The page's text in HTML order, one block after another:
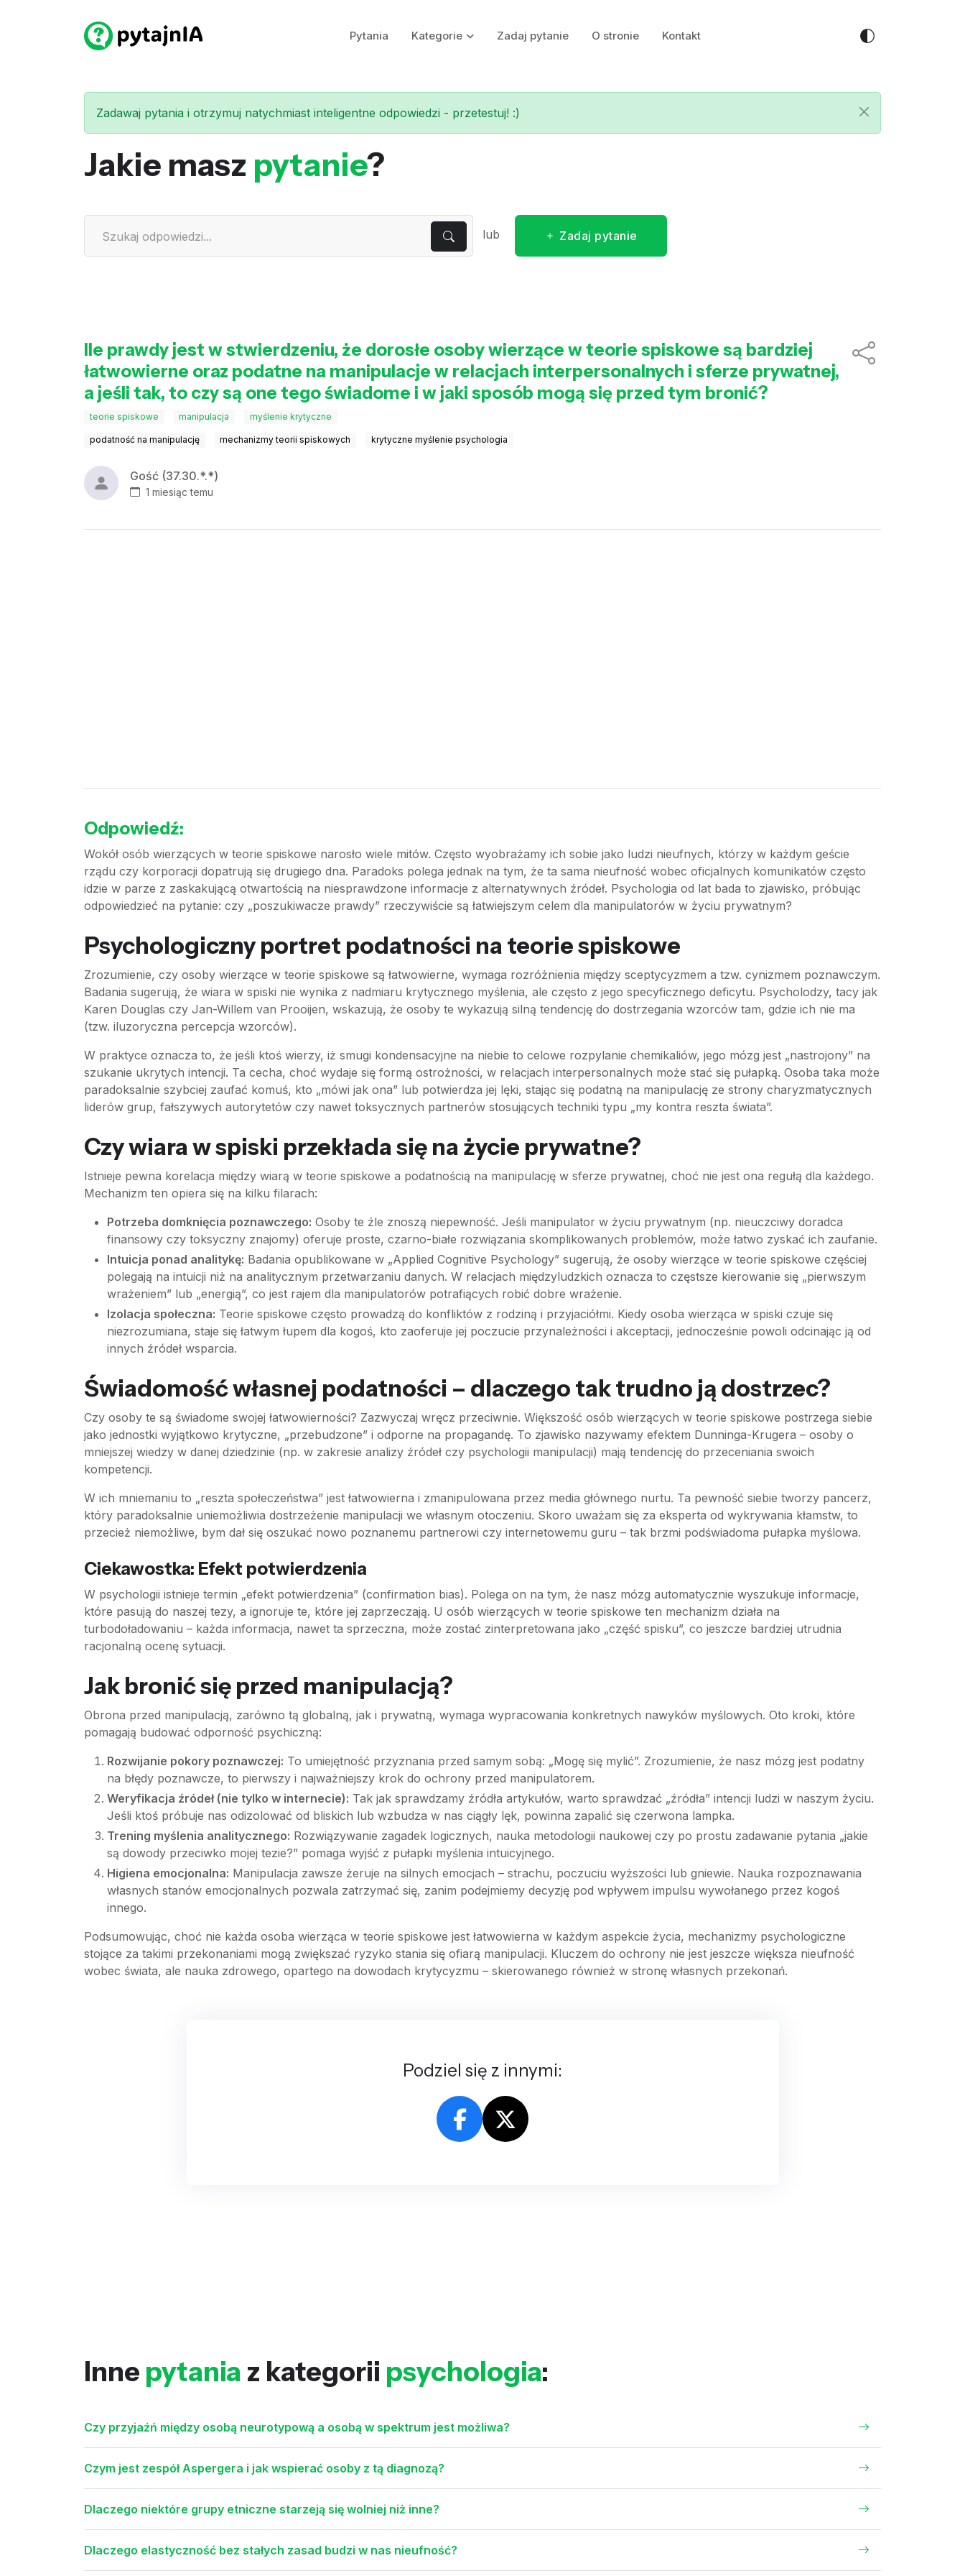
Pytania Kategorie Zadaj pytanie O stronie Kontakt
Zadawaj pytania i otrzymuj natychmiast inteligentne odpowiedzi - przetestuj! :)
Jakie masz pytanie?
lub Zadaj pytanie
Ile prawdy jest w stwierdzeniu, że dorosłe osoby wierzące w teorie spiskowe są bardziej
łatwowierne oraz podatne na manipulacje w relacjach interpersonalnych i sferze prywatnej,
a jeśli tak, to czy są one tego świadome i w jaki sposób mogą się przed tym bronić?
teorie spiskowe manipulacja myślenie krytyczne
podatność na manipulację mechanizmy teorii spiskowych krytyczne myślenie psychologia
Gość (37.30.*.*)
1 miesiąc temu
Odpowiedź:
Wokół osób wierzących w teorie spiskowe narosło wiele mitów. Często wyobrażamy ich sobie jako ludzi nieufnych, którzy w każdym geście
rządu czy korporacji dopatrują się drugiego dna. Paradoks polega jednak na tym, że ta sama nieufność wobec oficjalnych komunikatów często
idzie w parze z zaskakującą otwartością na niesprawdzone informacje z alternatywnych źródeł. Psychologia od lat bada to zjawisko, próbując
odpowiedzieć na pytanie: czy „poszukiwacze prawdy” rzeczywiście są łatwiejszym celem dla manipulatorów w życiu prywatnym?
Psychologiczny portret podatności na teorie spiskowe
Zrozumienie, czy osoby wierzące w teorie spiskowe są łatwowierne, wymaga rozróżnienia między sceptycyzmem a tzw. cynizmem poznawczym.
Badania sugerują, że wiara w spiski nie wynika z nadmiaru krytycznego myślenia, ale często z jego specyficznego deficytu. Psycholodzy, tacy jak
Karen Douglas czy Jan-Willem van Prooijen, wskazują, że osoby te wykazują silną tendencję do dostrzegania wzorców tam, gdzie ich nie ma
(tzw. iluzoryczna percepcja wzorców).
W praktyce oznacza to, że jeśli ktoś wierzy, iż smugi kondensacyjne na niebie to celowe rozpylanie chemikaliów, jego mózg jest „nastrojony” na
szukanie ukrytych intencji. Ta cecha, choć wydaje się formą ostrożności, w relacjach interpersonalnych może stać się pułapką. Osoba taka może
paradoksalnie szybciej zaufać komuś, kto „mówi jak ona” lub potwierdza jej lęki, stając się podatną na manipulację ze strony charyzmatycznych
liderów grup, fałszywych autorytetów czy nawet toksycznych partnerów stosujących techniki typu „my kontra reszta świata”.
Czy wiara w spiski przekłada się na życie prywatne?
Istnieje pewna korelacja między wiarą w teorie spiskowe a podatnością na manipulację w sferze prywatnej, choć nie jest ona regułą dla każdego.
Mechanizm ten opiera się na kilku filarach:
Potrzeba domknięcia poznawczego: Osoby te źle znoszą niepewność. Jeśli manipulator w życiu prywatnym (np. nieuczciwy doradca
finansowy czy toksyczny znajomy) oferuje proste, czarno-białe rozwiązania skomplikowanych problemów, może łatwo zyskać ich zaufanie.
Intuicja ponad analitykę: Badania opublikowane w „Applied Cognitive Psychology” sugerują, że osoby wierzące w teorie spiskowe częściej
polegają na intuicji niż na analitycznym przetwarzaniu danych. W relacjach międzyludzkich oznacza to częstsze kierowanie się „pierwszym
wrażeniem” lub „energią”, co jest rajem dla manipulatorów potrafiących robić dobre wrażenie.
Izolacja społeczna: Teorie spiskowe często prowadzą do konfliktów z rodziną i przyjaciółmi. Kiedy osoba wierząca w spiski czuje się
niezrozumiana, staje się łatwym łupem dla kogoś, kto zaoferuje jej poczucie przynależności i akceptacji, jednocześnie powoli odcinając ją od
innych źródeł wsparcia.
Świadomość własnej podatności – dlaczego tak trudno ją dostrzec?
Czy osoby te są świadome swojej łatwowierności? Zazwyczaj wręcz przeciwnie. Większość osób wierzących w teorie spiskowe postrzega siebie
jako jednostki wyjątkowo krytyczne, „przebudzone” i odporne na propagandę. To zjawisko nazywamy efektem Dunninga-Krugera – osoby o
mniejszej wiedzy w danej dziedzinie (np. w zakresie analizy źródeł czy psychologii manipulacji) mają tendencję do przeceniania swoich
kompetencji.
W ich mniemaniu to „reszta społeczeństwa” jest łatwowierna i zmanipulowana przez media głównego nurtu. Ta pewność siebie tworzy pancerz,
który paradoksalnie uniemożliwia dostrzeżenie manipulacji we własnym otoczeniu. Skoro uważam się za eksperta od wykrywania kłamstw, to
przecież niemożliwe, bym dał się oszukać nowo poznanemu partnerowi czy internetowemu guru – tak brzmi podświadoma pułapka myślowa.
Ciekawostka: Efekt potwierdzenia
W psychologii istnieje termin „efekt potwierdzenia” (confirmation bias). Polega on na tym, że nasz mózg automatycznie wyszukuje informacje,
które pasują do naszej tezy, a ignoruje te, które jej zaprzeczają. U osób wierzących w teorie spiskowe ten mechanizm działa na
turbodoładowaniu – każda informacja, nawet ta sprzeczna, może zostać zinterpretowana jako „część spisku”, co jeszcze bardziej utrudnia
racjonalną ocenę sytuacji.
Jak bronić się przed manipulacją?
Obrona przed manipulacją, zarówno tą globalną, jak i prywatną, wymaga wypracowania konkretnych nawyków myślowych. Oto kroki, które
pomagają budować odporność psychiczną:
Rozwijanie pokory poznawczej: To umiejętność przyznania przed samym sobą: „Mogę się mylić”. Zrozumienie, że nasz mózg jest podatny
na błędy poznawcze, to pierwszy i najważniejszy krok do ochrony przed manipulatorem.
Weryfikacja źródeł (nie tylko w internecie): Tak jak sprawdzamy źródła artykułów, warto sprawdzać „źródła” intencji ludzi w naszym życiu.
Jeśli ktoś próbuje nas odizolować od bliskich lub wzbudza w nas ciągły lęk, powinna zapalić się czerwona lampka.
Trening myślenia analitycznego: Rozwiązywanie zagadek logicznych, nauka metodologii naukowej czy po prostu zadawanie pytania „jakie
są dowody przeciwko mojej tezie?” pomaga wyjść z pułapki myślenia intuicyjnego.
Higiena emocjonalna: Manipulacja zawsze żeruje na silnych emocjach – strachu, poczuciu wyższości lub gniewie. Nauka rozpoznawania
własnych stanów emocjonalnych pozwala zatrzymać się, zanim podejmiemy decyzję pod wpływem impulsu wywołanego przez kogoś
innego.
Podsumowując, choć nie każda osoba wierząca w teorie spiskowe jest łatwowierna w każdym aspekcie życia, mechanizmy psychologiczne
stojące za takimi przekonaniami mogą zwiększać ryzyko stania się ofiarą manipulacji. Kluczem do ochrony nie jest jeszcze większa nieufność
wobec świata, ale nauka zdrowego, opartego na dowodach krytycyzmu – skierowanego również w stronę własnych przekonań.
Podziel się z innymi:
Inne pytania z kategorii psychologia:
Czy przyjaźń między osobą neurotypową a osobą w spektrum jest możliwa?
Czym jest zespół Aspergera i jak wspierać osoby z tą diagnozą?
Dlaczego niektóre grupy etniczne starzeją się wolniej niż inne?
Dlaczego elastyczność bez stałych zasad budzi w nas nieufność?